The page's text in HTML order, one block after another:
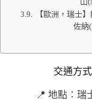
【歐洲，瑞士
佐納
交通方
📍 地點：瑞